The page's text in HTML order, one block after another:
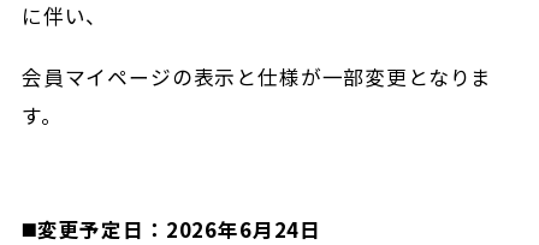
に伴い、
会員マイページの表示と仕様が一部変更となりま
す。
◼️変更予定日：2026年6月24日